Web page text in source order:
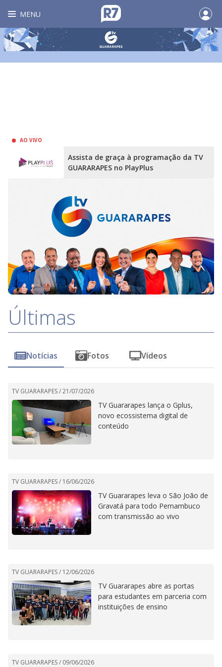
MENU
AO VIVO
Assista de graça à programação da TV
GUARARAPES no PlayPlus
Últimas
Notícias Fotos Vídeos
TV GUARARAPES /21/07/2026
TV Guararapes lança o Gplus,
novo ecossistema digital de
conteúdo
TV GUARARAPES / 16/06/2026
TV Guararapes leva o São João de
Gravatá para todo Pernambuco
com transmissão ao vivo
TV GUARARAPES / 12/06/2026
TV Guararapes abre as portas
para estudantes em parceria com
instituições de ensino
TV GUARARAPES / 09/06/2026